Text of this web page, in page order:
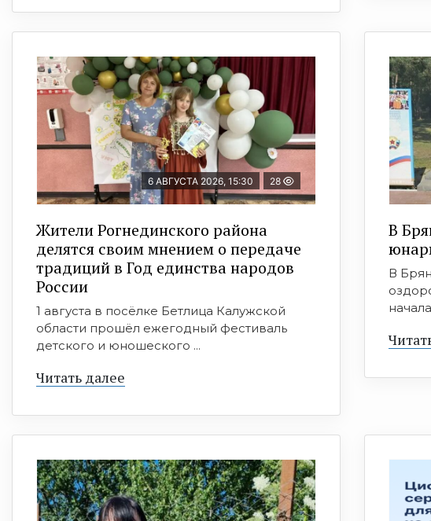
6 АВГУСТА 2026, 15:30 28
Жители Рогнединского района
делятся своим мнением о передаче
традиций в Год единства народов
России
1 августа в посёлке Бетлица Калужской
области прошёл ежегодный фестиваль
детского и юношеского ...
Читать далее
В
В